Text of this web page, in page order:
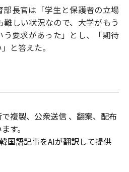
長官は「学生と保護者の立場
しい状況なので、大学がもう
要求があった」とし、「期待
と答えた。
複製、公衆送信 、翻案、配布
す。
国語記事をAIが翻訳して提供